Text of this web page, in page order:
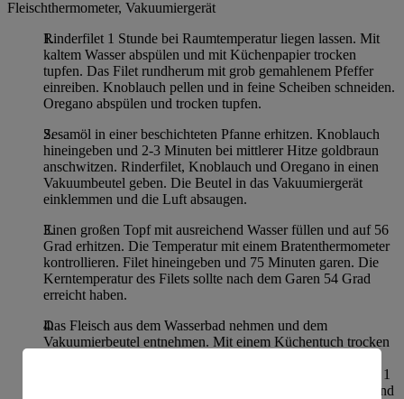
Fleischthermometer, Vakuumiergerät
Rinderfilet 1 Stunde bei Raumtemperatur liegen lassen. Mit
kaltem Wasser abspülen und mit Küchenpapier trocken
tupfen. Das Filet rundherum mit grob gemahlenem Pfeffer
einreiben. Knoblauch pellen und in feine Scheiben schneiden.
Oregano abspülen und trocken tupfen.
Sesamöl in einer beschichteten Pfanne erhitzen. Knoblauch
hineingeben und 2-3 Minuten bei mittlerer Hitze goldbraun
anschwitzen. Rinderfilet, Knoblauch und Oregano in einen
Vakuumbeutel geben. Die Beutel in das Vakuumiergerät
einklemmen und die Luft absaugen.
Einen großen Topf mit ausreichend Wasser füllen und auf 56
Grad erhitzen. Die Temperatur mit einem Bratenthermometer
kontrollieren. Filet hineingeben und 75 Minuten garen. Die
Kerntemperatur des Filets sollte nach dem Garen 54 Grad
erreicht haben.
Das Fleisch aus dem Wasserbad nehmen und dem
Vakuumierbeutel entnehmen. Mit einem Küchentuch trocken
und das Fleisch für 1 Minute pro Seite anbraten. Filet in ca. 1
cm dicke Scheiben schneiden, mit grobem Salz bestreuen und